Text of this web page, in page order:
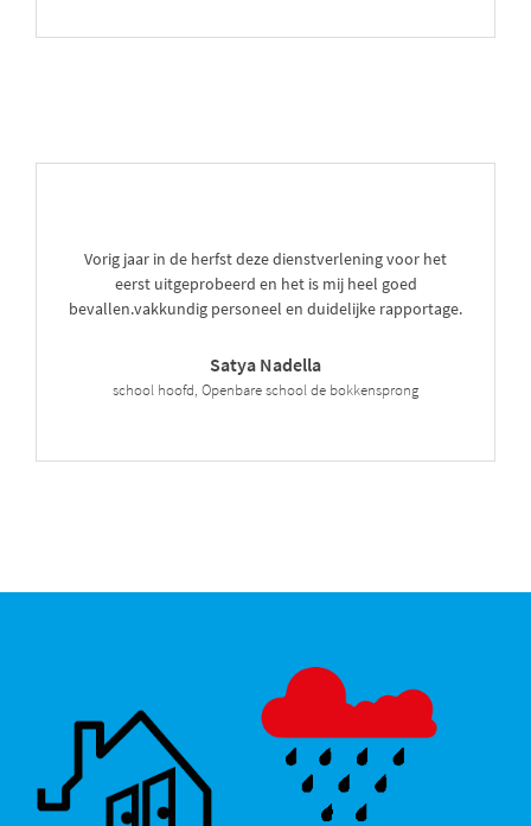
Vorig jaar in de herfst deze dienstverlening voor het
eerst uitgeprobeerd en het is mij heel goed
bevallen.vakkundig personeel en duidelijke rapportage.
Satya Nadella
school hoofd, Openbare school de bokkensprong